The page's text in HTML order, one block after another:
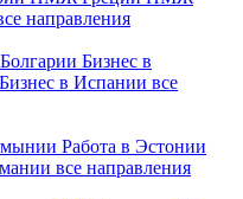
направления
Бизнес в
Бизнес в Испании все
Работа в Эстонии
все направления